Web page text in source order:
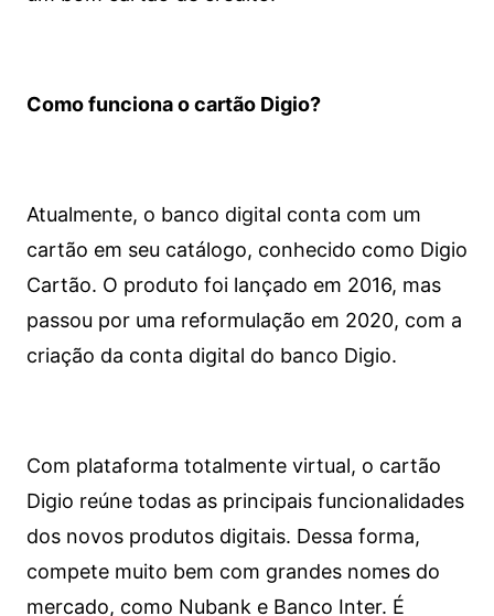
Como funciona o cartão Digio?
Atualmente, o banco digital conta com um
cartão em seu catálogo, conhecido como Digio
Cartão. O produto foi lançado em 2016, mas
passou por uma reformulação em 2020, com a
criação da conta digital do banco Digio.
Com plataforma totalmente virtual, o cartão
Digio reúne todas as principais funcionalidades
dos novos produtos digitais. Dessa forma,
compete muito bem com grandes nomes do
mercado, como Nubank e Banco Inter. É